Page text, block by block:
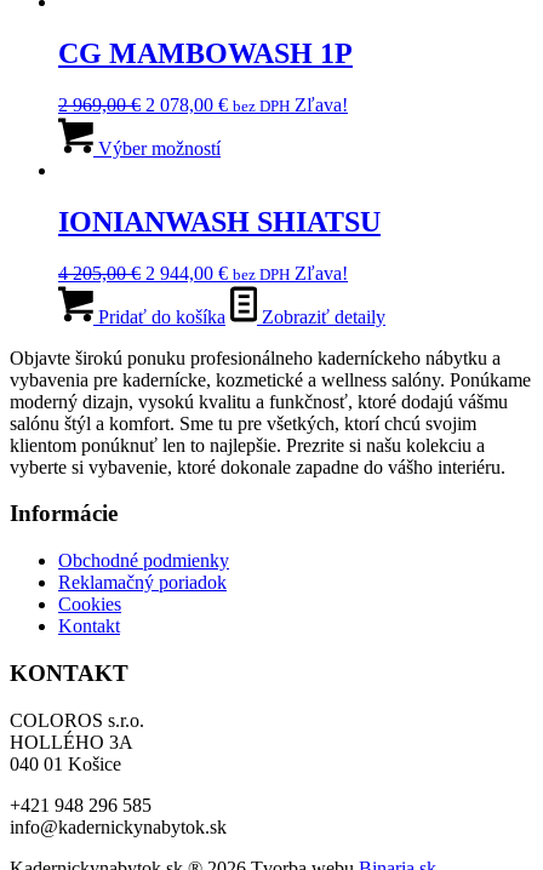
CG MAMBOWASH 1P
2 969,00€ Pôvodná
bola:
2 078,00 €Aktuálna
bez DPH Zľava!
Výber možnostíprodukt
variantov.
Možnosti
môžete
vybrať
na
produktu.
IONIANWASH SHIATSU
4 205,00€ Pôvodná
bola:
205,00 €.
2 944,00 €Aktuálna
cena
je:
944,00 €.
bez DPH Zľava!
Pridať do košíka
Zobraziť detaily
Objavte širokú ponuku profesionálneho kaderníckeho nábytku a
vybavenia pre kadernícke, kozmetické a wellness salóny. Ponúkame
moderný dizajn, vysokú kvalitu a funkčnosť, ktoré dodajú vášmu
salónu štýl a komfort. Sme tu pre všetkých, ktorí chcú svojim
klientom ponúknuť len to najlepšie. Prezrite si našu kolekciu a
vyberte si vybavenie, ktoré dokonale zapadne do vášho interiéru.
Informácie
Obchodné podmienky
Reklamačný poriadok
Cookies
Kontakt
KONTAKT
COLOROS s.r.o.
HOLLÉHO 3A
040 01 Košice
+421 948 296 585
info@kadernickynabytok.sk